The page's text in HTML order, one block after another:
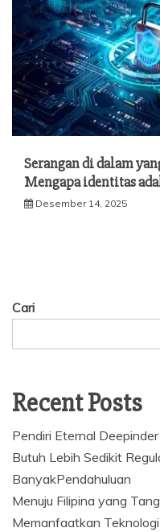
Serangan di dalam
Mengapa identitas
Desember 14, 2025
Cari
Recent Posts
Pendiri Eternal
Butuh Lebih Sedikit
BanyakPendahuluan
Menuju Filipina yang
Memanfaatkan